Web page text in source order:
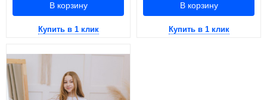
В корзину
Купить в 1 клик
В корзину
Купить в 1 клик